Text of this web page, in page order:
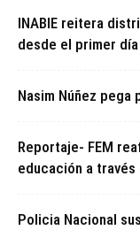
INABIE reitera
desde el primer
Nasim Núñez pega
Reportaje- FEM
educación a través
Policia Nacional